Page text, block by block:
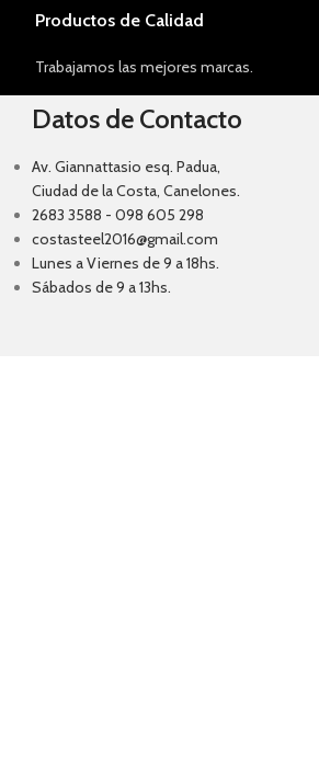
Productos de Calidad
Trabajamos las mejores marcas.
Datos de Contacto
Av. Giannattasio esq. Padua,
Ciudad de la Costa, Canelones.
2683 3588 - 098 605 298
costasteel2016@gmail.com
Lunes a Viernes de 9 a 18hs.
Sábados de 9 a 13hs.